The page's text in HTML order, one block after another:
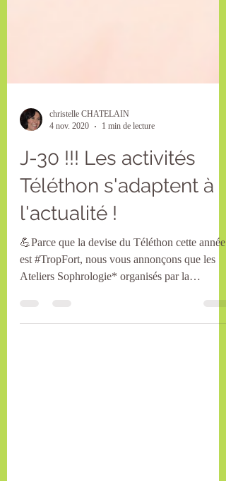
4 nov. 2020
1 min de lecture
J-30 !!! Les activités
Téléthon s'adaptent à
l'actualité !
💪Parce que la devise du Téléthon cette année
est #TropFort, nous vous annonçons que les